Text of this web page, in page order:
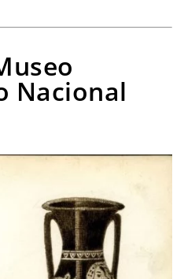
Nacional